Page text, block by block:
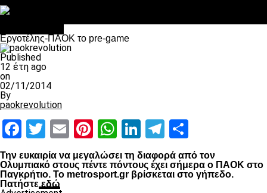
Εργοτέλης-ΠΑΟΚ το pre-game
Published
12 έτη ago
on
02/11/2014
By
paokrevolution
Facebook
Twitter
EmailPinterest
WhatsApp
LinkedIn
Telegram
Την ευκαιρία να μεγαλώσει τη διαφορά από τον
Ολυμπιακό στους πέντε πόντους έχει σήμερα ο ΠΑΟΚ στο
Παγκρήτιο. Το metrosport.gr βρίσκεται στο γήπεδο.
Πατήστε εδώ